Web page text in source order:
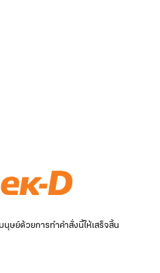
ษย์ด้วยการทำคำสั่งนี้ให้เสร็จสิ้น